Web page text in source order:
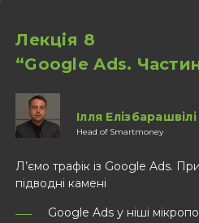
Лекція 8
“Google Ads.
Ілля Елізбарашвілі
Head of Smartmoney
Л’ємо трафік із Google Ads.
підводні камені
Google Ads у ніші